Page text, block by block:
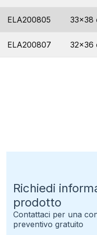
ELA200805 33×38
ELA200807 32×36
Richiedi
prodotto
Contattaci per una
preventivo gratuito